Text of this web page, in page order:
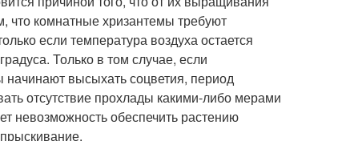
что комнатные хризантемы требуют
если температура воздуха остается
Только в том случае, если
высыхать соцветия, период
отсутствие прохлады какими-либо мерами
невозможность обеспечить растению